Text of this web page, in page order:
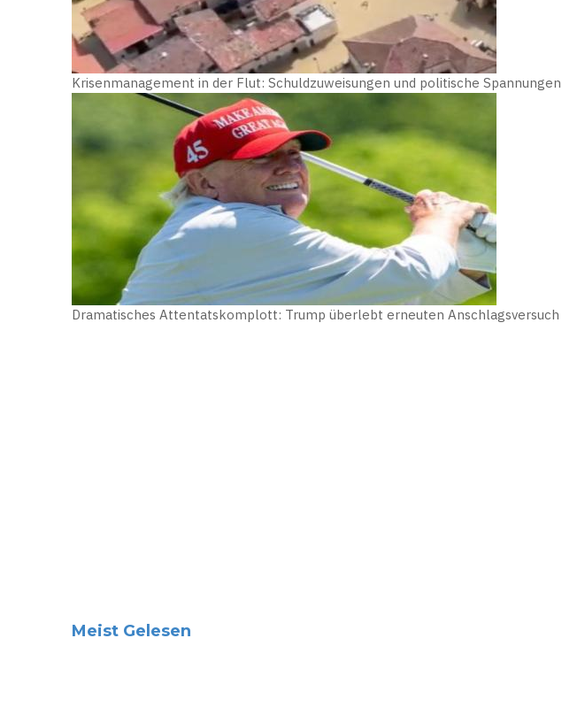
Krisenmanagement in der Flut: Schuldzuweisungen und politische
Dramatisches Attentatskomplott: Trump überlebt erneuten Anschlagsversuch
Meist Gelesen